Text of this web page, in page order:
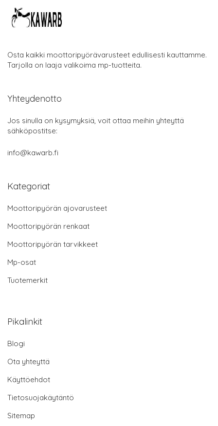
Osta kaikki moottoripyörävarusteet edullisesti kauttamme.
Tarjolla on laaja valikoima mp-tuotteita.
Yhteydenotto
Jos sinulla on kysymyksiä, voit ottaa meihin yhteyttä
sähköpostitse:
info@kawarb.fi
Kategoriat
Moottoripyörän ajovarusteet
Moottoripyörän renkaat
Moottoripyörän tarvikkeet
Mp-osat
Tuotemerkit
Pikalinkit
Blogi
Ota yhteyttä
Käyttöehdot
Tietosuojakäytäntö
Sitemap